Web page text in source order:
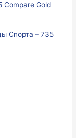
Compare Gold
Спорта – 735